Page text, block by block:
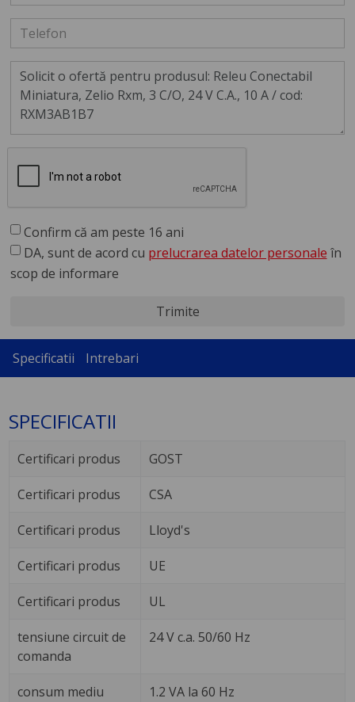
Confirm că am peste 16 ani
DA, sunt de acord cu prelucrarea datelor personale în
scop de informare
Trimite
Specificatii Intrebari
SPECIFICATII
Certificari produs GOST
Certificari produs CSA
Certificari produs Lloyd's
Certificari produs UE
Certificari produs UL
tensiune circuit de
comanda
24 V c.a. 50/60 Hz
consum mediu 1.2 VA la 60 Hz